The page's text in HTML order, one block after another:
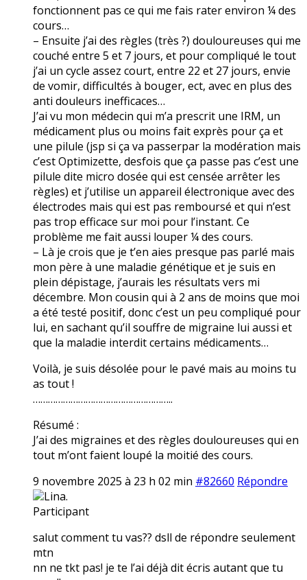
fonctionnent pas ce qui me fais rater environ ¼ des
cours…
– Ensuite j’ai des règles (très ?) douloureuses qui me
couché entre 5 et 7 jours, et pour compliqué le tout
j’ai un cycle assez court, entre 22 et 27 jours, envie
de vomir, difficultés à bouger, ect, avec en plus des
anti douleurs inefficaces…
J’ai vu mon médecin qui m’a prescrit une IRM, un
médicament plus ou moins fait exprès pour ça et
une pilule (jsp si ça va passerpar la modération mais
c’est Optimizette, desfois que ça passe pas c’est une
pilule dite micro dosée qui est censée arrêter les
règles) et j’utilise un appareil électronique avec des
électrodes mais qui est pas remboursé et qui n’est
pas trop efficace sur moi pour l’instant. Ce
problème me fait aussi louper ¼ des cours.
– Là je crois que je t’en aies presque pas parlé mais
mon père à une maladie génétique et je suis en
plein dépistage, j’aurais les résultats vers mi
décembre. Mon cousin qui à 2 ans de moins que moi
a été testé positif, donc c’est un peu compliqué pour
lui, en sachant qu’il souffre de migraine lui aussi et
que la maladie interdit certains médicaments…
Voilà, je suis désolée pour le pavé mais au moins tu
as tout !
………………………………………………..
Résumé :
J’ai des migraines et des règles douloureuses qui en
tout m’ont faient loupé la moitié des cours.
9 novembre 2025 à 23 h 02 min #82660 Répondre
Lina.
Participant
salut comment tu vas?? dsll de répondre seulement
mtn
nn ne tkt pas! je te l’ai déjà dit écris autant que tu